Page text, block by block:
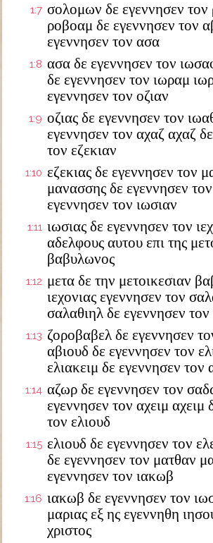
1:7 σολομων δε εγεννησεν
ροβοαμ δε εγεννησεν τον
εγεννησεν τον ασα
1:8 ασα δε εγεννησεν τον
δε εγεννησεν τον ιωραμ
εγεννησεν τον οζιαν
1:9 οζιας δε εγεννησεν τον
εγεννησεν τον αχαζ αχαζ
τον εζεκιαν
1:10 εζεκιας δε εγεννησεν τον
μανασσης δε εγεννησεν
εγεννησεν τον ιωσιαν
1:11 ιωσιας δε εγεννησεν τον
αδελφους αυτου επι της
βαβυλωνος
1:12 μετα δε την μετοικεσιαν
ιεχονιας εγεννησεν τον
σαλαθιηλ δε εγεννησεν
1:13 ζοροβαβελ δε εγεννησεν
αβιουδ δε εγεννησεν τον
ελιακειμ δε εγεννησεν τον
1:14 αζωρ δε εγεννησεν τον
εγεννησεν τον αχειμ αχειμ
τον ελιουδ
1:15 ελιουδ δε εγεννησεν τον
δε εγεννησεν τον ματθαν
εγεννησεν τον ιακωβ
1:16 ιακωβ δε εγεννησεν τον
μαριας εξ ης εγεννηθη
χριστος